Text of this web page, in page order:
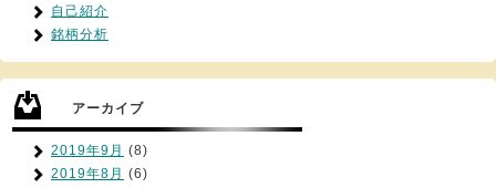
自己紹介
銘柄分析
アーカイブ
2019年9月 (8)
2019年8月 (6)